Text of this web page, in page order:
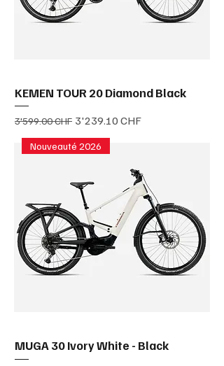
KEMEN TOUR 20 Diamond Black
Prix original
3'599.00 CHF Prix promotionnel
3'239.10 CHF
Nouveauté 2026
MUGA 30 Ivory White - Black